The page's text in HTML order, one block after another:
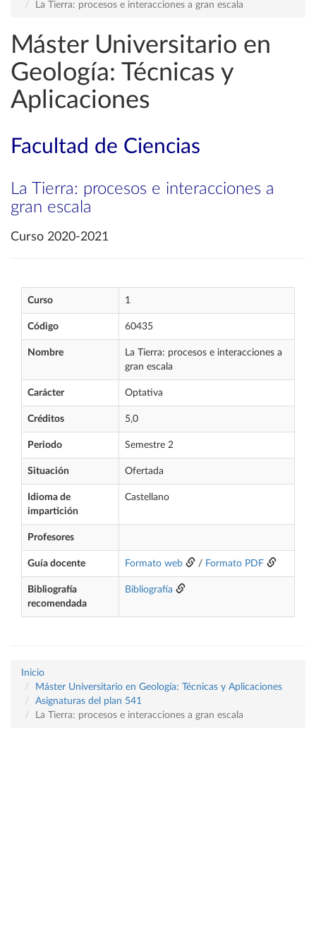
La Tierra: procesos e interacciones a gran escala
Máster Universitario en
Geología: Técnicas y
Aplicaciones
Facultad de Ciencias
La Tierra: procesos e interacciones a
gran escala
Curso 2020-2021
Curso 1
Código 60435
Nombre
La Tierra: procesos e interacciones a
gran escala
Carácter Optativa
Créditos 5,0
Periodo Semestre 2
Situación Ofertada
Idioma de
impartición
Castellano
Profesores
Guía docente Formato web / Formato PDF
Bibliografía
recomendada
Bibliografía
Inicio
Máster Universitario en Geología: Técnicas y Aplicaciones
Asignaturas del plan 541
La Tierra: procesos e interacciones a gran escala